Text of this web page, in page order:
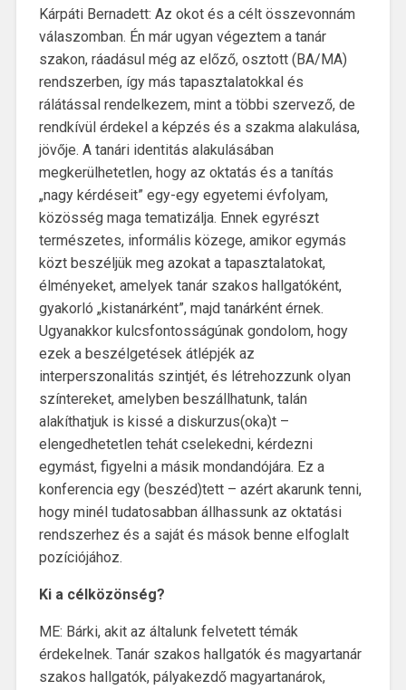
Kárpáti Bernadett: Az okot és a célt összevonnám
válaszomban. Én már ugyan végeztem a tanár
szakon, ráadásul még az előző, osztott (BA/MA)
rendszerben, így más tapasztalatokkal és
rálátással rendelkezem, mint a többi szervező, de
rendkívül érdekel a képzés és a szakma alakulása,
jövője. A tanári identitás alakulásában
megkerülhetetlen, hogy az oktatás és a tanítás
„nagy kérdéseit” egy-egy egyetemi évfolyam,
közösség maga tematizálja. Ennek egyrészt
természetes, informális közege, amikor egymás
közt beszéljük meg azokat a tapasztalatokat,
élményeket, amelyek tanár szakos hallgatóként,
gyakorló „kistanárként”, majd tanárként érnek.
Ugyanakkor kulcsfontosságúnak gondolom, hogy
ezek a beszélgetések átlépjék az
interperszonalitás szintjét, és létrehozzunk olyan
színtereket, amelyben beszállhatunk, talán
alakíthatjuk is kissé a diskurzus(oka)t –
elengedhetetlen tehát cselekedni, kérdezni
egymást, figyelni a másik mondandójára. Ez a
konferencia egy (beszéd)tett – azért akarunk tenni,
hogy minél tudatosabban állhassunk az oktatási
rendszerhez és a saját és mások benne elfoglalt
pozíciójához.
Ki a célközönség?
ME: Bárki, akit az általunk felvetett témák
érdekelnek. Tanár szakos hallgatók és magyartanár
szakos hallgatók, pályakezdő magyartanárok,